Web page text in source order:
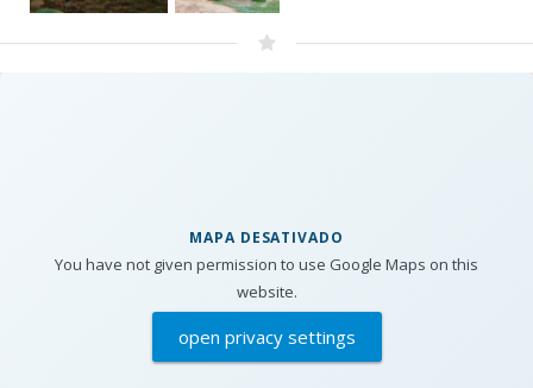
MAPA DESATIVADO
You have not given permission to use Google Maps on this
website.
open privacy settings